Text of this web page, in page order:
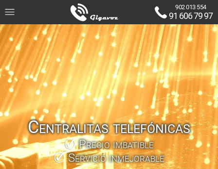
902 013 554
91 606 79 97
Centralitas telefónicas
Precio imbatible
Servicio inmejorable